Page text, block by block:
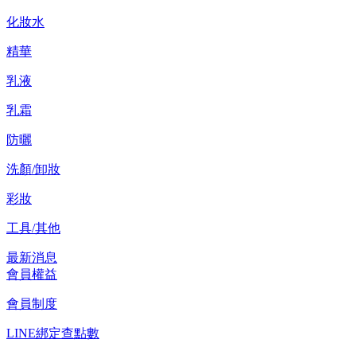
化妝水
精華
乳液
乳霜
防曬
洗顏/卸妝
彩妝
工具/其他
最新消息
會員權益
會員制度
LINE綁定查點數